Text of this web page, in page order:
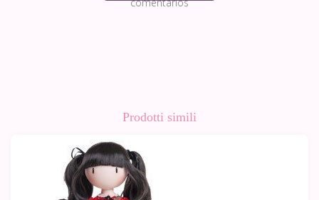
Prodotti simili